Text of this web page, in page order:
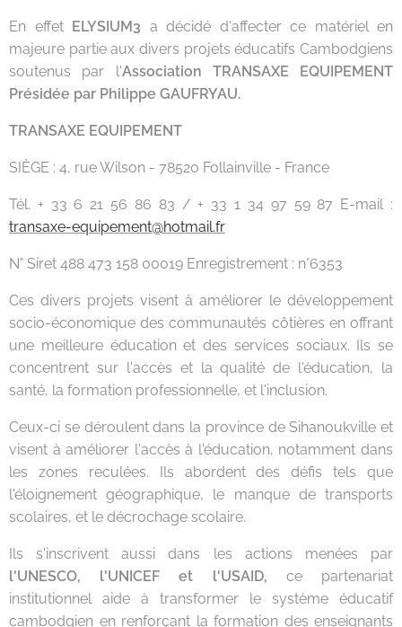
En effetELYSIUM3 a décidé d'affecter ce matériel en
majeure partie aux divers projets éducatifs Cambodgiens
soutenus par l'Association TRANSAXE EQUIPEMENT
Présidée par Philippe GAUFRYAU.
TRANSAXE EQUIPEMENT
SIÈGE : 4, rue Wilson - 78520 Follainville - France
Tél. + 33 6 21 56 86 83 / + 33 1 34 97 59 87 E-mail :
transaxe-equipement@hotmail.fr
N° Siret 488 473 158 00019 Enregistrement : n°6353
Ces divers projets visent à améliorer le développement
socio-économique des communautés côtières en offrant
une meilleure éducation et des services sociaux. Ils se
concentrent sur l'accès et la qualité de l'éducation, la
santé, la formation professionnelle, et l'inclusion.
Ceux-ci se déroulent dans la province de Sihanoukville et
visent à améliorer l'accès à l'éducation, notamment dans
les zones reculées. Ils abordent des défis tels que
l'éloignement géographique, le manque de transports
scolaires, et le décrochage scolaire.
Ils s'inscrivent aussi dans les actions menées par
l'UNESCO, l'UNICEF et l'USAID, ce partenariat
institutionnel aide à transformer le système éducatif
cambodgien en renforçant la formation des enseignants